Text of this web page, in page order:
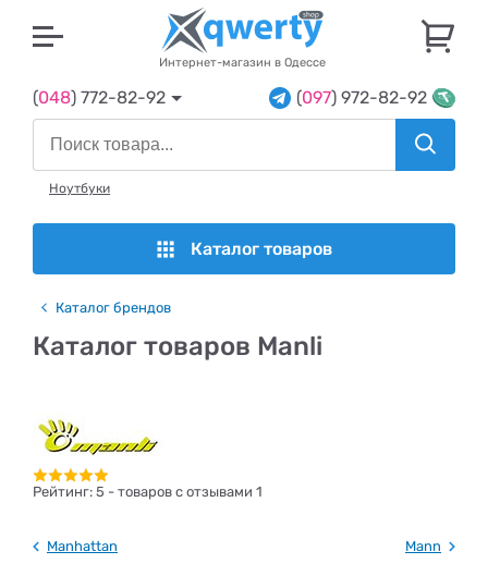
Интернет-магазин в Одессе
(048) 772-82-92 (097) 972-82-92
Ноутбуки
Каталог товаров
Каталог брендов
Каталог товаров Manli
Рейтинг: 5 - товаров с отзывами 1
Manhattan Mann